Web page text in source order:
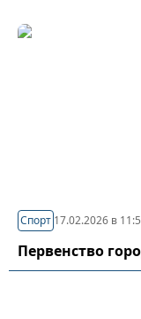
Спорт 17.02.2026 в
Первенство